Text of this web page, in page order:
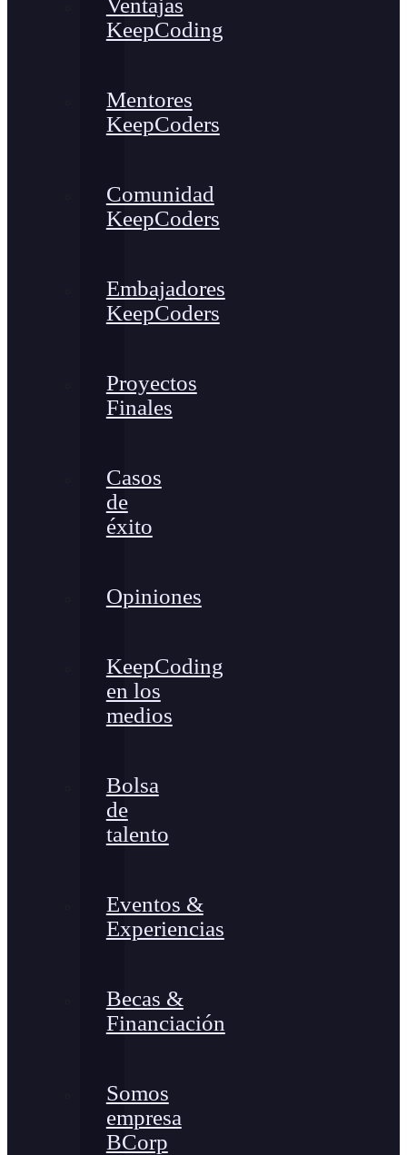
Ventajas
KeepCoding
Mentores
KeepCoders
Comunidad
KeepCoders
Embajadores
KeepCoders
Proyectos
Finales
Casos
de
éxito
Opiniones
KeepCoding
en los
medios
Bolsa
de
talento
Eventos &
Experiencias
Becas &
Financiación
Somos
empresa
BCorp